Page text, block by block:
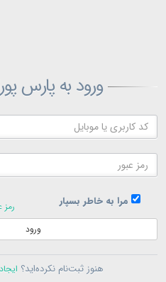
ورود به پارس
مرا به خاطر بسپار
رمز
ورود
هنوز ثبت‌نام نکرده‌اید؟
ثبت‌نام پارس
ثبت‌نام
در حال حاضر عضو هستید؟
بازیابی رمز پارس
در حال حاضر عضو هستید؟
سامانه مدیریت و
تمامی حقوق برای پارس